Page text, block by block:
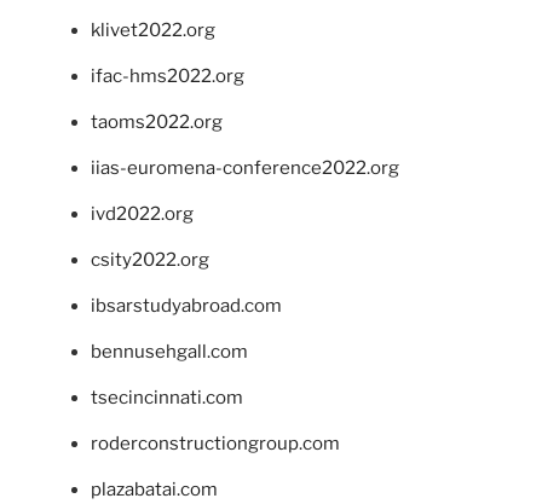
klivet2022.org
ifac-hms2022.org
taoms2022.org
iias-euromena-conference2022.org
ivd2022.org
csity2022.org
ibsarstudyabroad.com
bennusehgall.com
tsecincinnati.com
roderconstructiongroup.com
plazabatai.com